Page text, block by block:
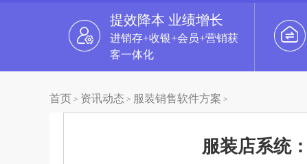
提效降本 业绩增长
进销存+收银+会员+营销获
客一体化
首页 > 资讯动态 > 服装销售软件方案 >
服装店系统